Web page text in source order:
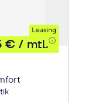
Leasing
€ / mtl.